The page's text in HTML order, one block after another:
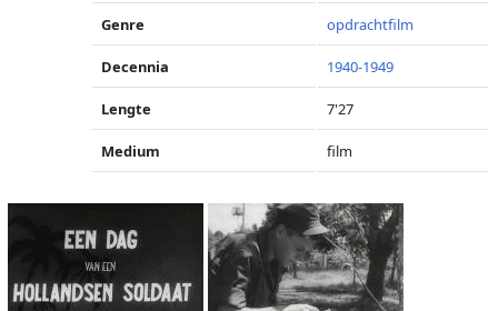
Genre opdrachtfilm
Decennia 1940-1949
Lengte 7'27
Medium film